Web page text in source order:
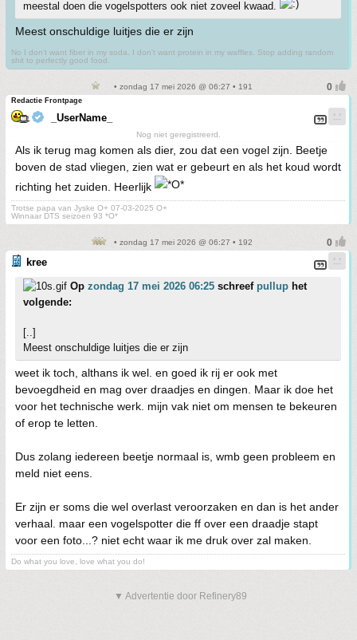
meestal doen die vogelspotters ook niet zoveel kwaad.
Meest onschuldige luitjes die er zijn
No I don't want fiber in my soda. I don't want protein in my waffles. Stop adding random
shit to perfectly good food.
• zondag 17 mei 2026 @ 06:27 • 191
Redactie Frontpage
_UserName_
Nog niet geregistreerd.
Als ik terug mag komen als dier, zou dat een vogel zijn. Beetje
boven de stad vliegen, zien wat er gebeurt en als het koud wordt
richting het zuiden. Heerlijk
Trotse papa van Jyske O+ 07-03-2025 O+
Winnaar DTS seizoen 93 *O*
• zondag 17 mei 2026 @ 06:27 • 192
kree
Op zondag 17 mei 2026 06:25 schreef pullup het
volgende:
[..]
Meest onschuldige luitjes die er zijn
weet ik toch, althans ik wel. en goed ik rij er ook met
bevoegdheid en mag over draadjes en dingen. Maar ik doe het
voor het technische werk. mijn vak niet om mensen te bekeuren
of erop te letten.
Dus zolang iedereen beetje normaal is, wmb geen probleem en
meld niet eens.
Er zijn er soms die wel overlast veroorzaken en dan is het ander
verhaal. maar een vogelspotter die ff over een draadje stapt
voor een foto...? niet echt waar ik me druk over zal maken.
Do what you love, love what you do!
▼ Advertentie door Refinery89